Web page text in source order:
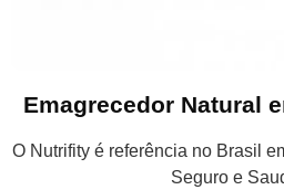
Emagrecedor Natural
O Nutrifity é referência no Brasil
Seguro e